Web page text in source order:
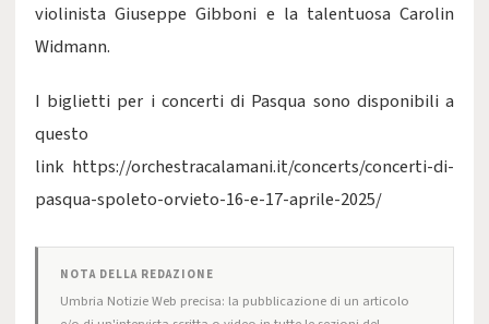
violinista Giuseppe Gibboni e la talentuosa Carolin
Widmann.
I biglietti per i concerti di Pasqua sono disponibili a
questo
link https://orchestracalamani.it/concerts/concerti-di-
pasqua-spoleto-orvieto-16-e-17-aprile-2025/
NOTA DELLA REDAZIONE
Umbria Notizie Web precisa: la pubblicazione di un articolo